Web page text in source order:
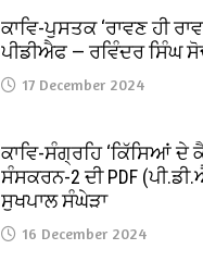
ਕਾਵਿ-ਪੁਸਤਕ ‘ਰਾਵਣ ਹੀ
ਪੀਡੀਐਫ — ਰਵਿੰਦਰ ਸਿੰਘ
17 December 2024
ਕਾਵਿ-ਸੰਗ੍ਰਹਿ ‘ਕਿੱਸਿਆਂ ਦੇ
ਸੰਸਕਰਨ-2 ਦੀ PDF
ਸੁਖਪਾਲ ਸੰਘੇੜਾ
16 December 2024